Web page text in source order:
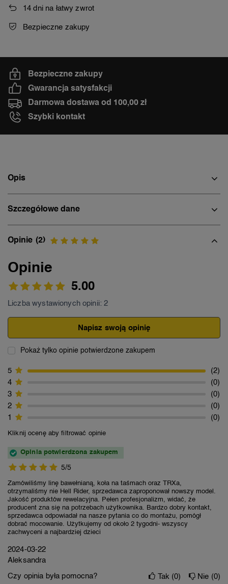
14 dni na łatwy zwrot
Bezpieczne zakupy
Bezpieczne zakupy
Gwarancja satysfakcji
Darmowa dostawa od 100,00 zł
Szybki kontakt
Opis
Szczegółowe dane
Opinie (2)
Opinie
5.00
Liczba wystawionych opinii: 2
Napisz swoją opinię
Pokaż tylko opinie potwierdzone zakupem
5
2
4
0
3
0
2
0
1
0
Kliknij ocenę aby filtrować opinie
5/5
Opinia potwierdzona zakupem
Zamówiliśmy linę bawełnianą, koła na taśmach oraz TRXa,
otrzymaliśmy nie Hell Rider, sprzedawca zaproponował nowszy model.
Jakość produktów rewelacyjna. Pełen profesjonalizm, widać, że
producent zna się na potrzebach użytkownika. Bardzo dobry kontakt,
sprzedawca odpowiadał na nasze pytania co do montażu, pomógł
dobrać mocowanie. Użytkujemy od około 2 tygodni- wszyscy
zachwyceni a najbardziej dzieci
2024-03-22
Aleksandra
Czy opinia była pomocna? Tak 0 Nie 0